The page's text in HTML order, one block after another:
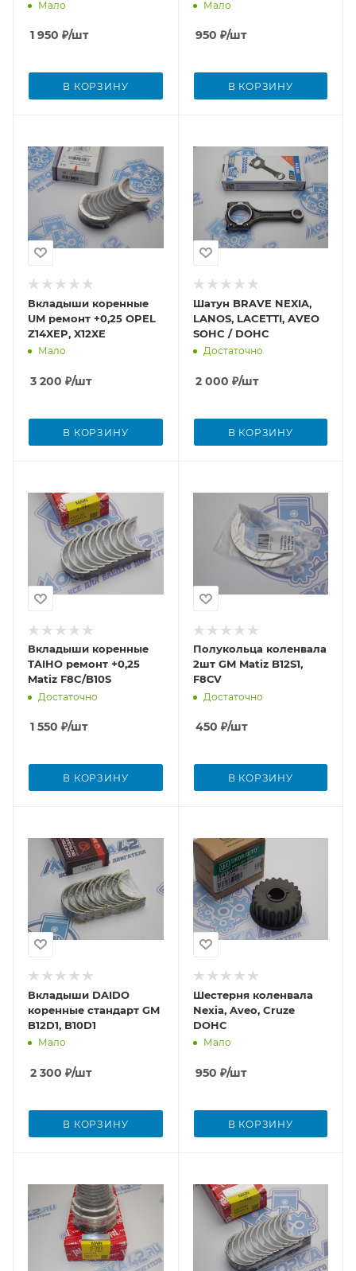
Мало
1 950 ₽/шт
В КОРЗИНУ
Мало
950 ₽/шт
В КОРЗИНУ
Вкладыши коренные
UM ремонт +0,25 OPEL
Z14XEP, X12XE
Мало
3 200 ₽/шт
В КОРЗИНУ
Шатун BRAVE NEXIA,
LANOS, LACETTI, AVEO
SOHC / DOHC
Достаточно
2 000 ₽/шт
В КОРЗИНУ
Вкладыши коренные
TAIHO ремонт +0,25
Matiz F8C/B10S
Достаточно
1 550 ₽/шт
В КОРЗИНУ
Полукольца коленвала
2шт GM Matiz B12S1,
F8СV
Достаточно
450 ₽/шт
В КОРЗИНУ
Вкладыши DAIDO
коренные стандарт GM
B12D1, B10D1
Мало
2 300 ₽/шт
В КОРЗИНУ
Шестерня коленвала
Nexia, Aveo, Cruze
DOHC
Мало
950 ₽/шт
В КОРЗИНУ